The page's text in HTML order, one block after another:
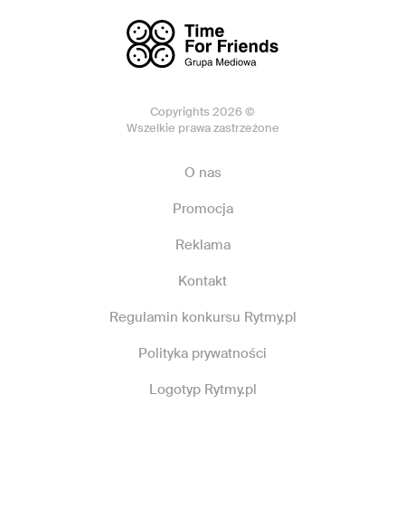
Copyrights 2026 ©
Wszelkie prawa zastrzeżone
O nas
Promocja
Reklama
Kontakt
Regulamin konkursu Rytmy.pl
Polityka prywatności
Logotyp Rytmy.pl